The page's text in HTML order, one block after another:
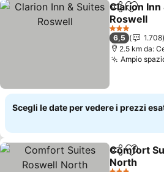
Condividi
Clarion Inn
Roswell
Scopri i
3 Stelle
6,5
1.708
2.5 km da:
Ampio
Scegli le date per vedere i prezzi
Condividi
Comfort
North